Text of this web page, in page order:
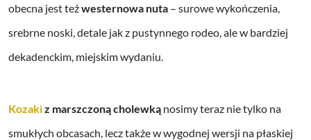
obecna jest teżwesternowa nuta – surowe wykończenia,
srebrne noski, detale jak z pustynnego rodeo, ale w bardziej
dekadenckim, miejskim wydaniu.
Kozakiz marszczoną cholewką nosimy teraz nie tylko na
smukłych obcasach, lecz także w wygodnej wersji na płaskiej